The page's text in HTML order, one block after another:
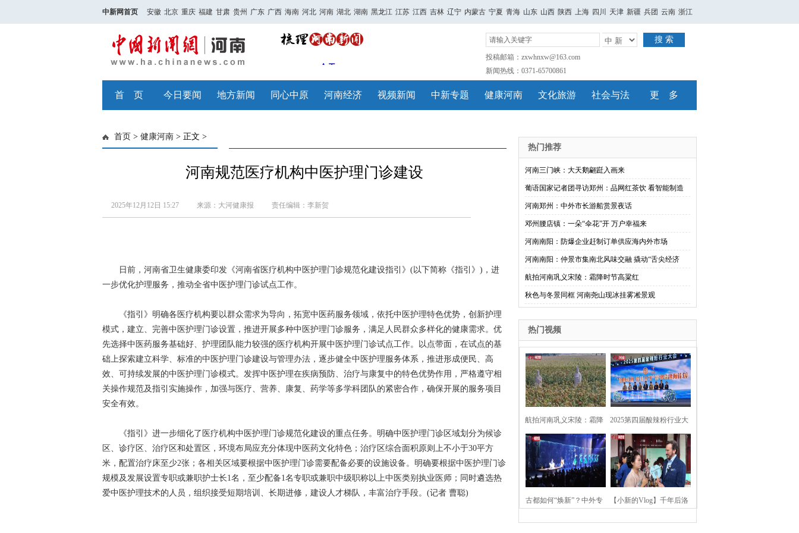
中新网首页 安徽 北京 重庆 福建 甘肃 贵州 广东 广西 海南 河北 河南 湖北 湖南 黑龙江 江苏 江西 吉林 辽宁 内蒙古 宁夏 青海 山东 山西 陕西 上海 四川 天津 新疆 兵团 云南 浙江
搜 索
投稿邮箱：zxwhnxw@163.com
新闻热线：0371-65700861
首 页 今日要闻 地方新闻 同心中原 河南经济 视频新闻 中新专题 健康河南 文化旅游 社会与法 更 多
首页 > 健康河南 > 正文 >
河南规范医疗机构中医护理门诊建设
2025年12月12日 15:27 来源：大河健康报 责任编辑：李新贺
日前，河南省卫生健康委印发《河南省医疗机构中医护理门诊规范化建设指引》(以下简称《指引》)，进
一步优化护理服务，推动全省中医护理门诊试点工作。
《指引》明确各医疗机构要以群众需求为导向，拓宽中医药服务领域，依托中医护理特色优势，创新护理
模式，建立、完善中医护理门诊设置，推进开展多种中医护理门诊服务，满足人民群众多样化的健康需求。优
先选择中医药服务基础好、护理团队能力较强的医疗机构开展中医护理门诊试点工作。以点带面，在试点的基
础上探索建立科学、标准的中医护理门诊建设与管理办法，逐步健全中医护理服务体系，推进形成便民、高
效、可持续发展的中医护理门诊模式。发挥中医护理在疾病预防、治疗与康复中的特色优势作用，严格遵守相
关操作规范及指引实施操作，加强与医疗、营养、康复、药学等多学科团队的紧密合作，确保开展的服务项目
安全有效。
《指引》进一步细化了医疗机构中医护理门诊规范化建设的重点任务。明确中医护理门诊区域划分为候诊
区、诊疗区、治疗区和处置区，环境布局应充分体现中医药文化特色；治疗区综合面积原则上不小于30平方
米，配置治疗床至少2张；各相关区域要根据中医护理门诊需要配备必要的设施设备。明确要根据中医护理门诊
规模及发展设置专职或兼职护士长1名，至少配备1名专职或兼职中级职称以上中医类别执业医师；同时遴选热
爱中医护理技术的人员，组织接受短期培训、长期进修，建设人才梯队，丰富治疗手段。(记者 曹聪)
热门推荐
河南三门峡：大天鹅翩跹入画来
葡语国家记者团寻访郑州：品网红茶饮 看智能制造
河南郑州：中外市长游船赏景夜话
邓州腰店镇：一朵“伞花”开 万户幸福来
河南南阳：防爆企业赶制订单供应海内外市场
河南南阳：仲景市集南北风味交融 撬动“舌尖经济
航拍河南巩义宋陵：霜降时节高粱红
秋色与冬景同框 河南尧山现冰挂雾凇景观
热门视频
航拍河南巩义宋陵：霜降
时节高粱红
2025第四届酸辣粉行业大
会在河南开封举行
古都如何“焕新”？中外专 【小新的Vlog】千年后洛